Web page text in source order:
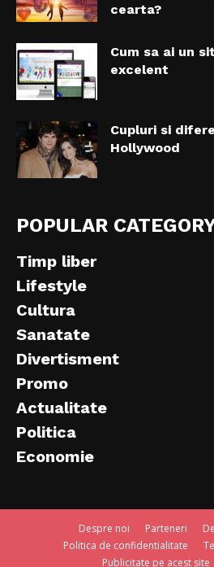
cearta?
Cum sa ai un
excelent
Cupluri si
Hollywood
POPULAR
Timp liber
Lifestyle
Cultura
Sanatate
Divertisment
Promo
Actualitate
Politica
Economie
Despre noi Parteneri
Politica de confidentialitate
Publicitate pe acest site